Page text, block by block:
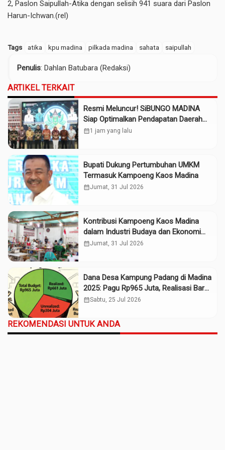
2, Paslon Saipullah-Atika dengan selisih 941 suara dari Paslon
Harun-Ichwan.(rel)
Tags atika kpu madina pilkada madina sahata saipullah
Penulis: Dahlan Batubara (Redaksi)
ARTIKEL TERKAIT
Resmi Meluncur! SiBUNGO MADINA
Siap Optimalkan Pendapatan Daerah
Madina
calendar_month1 jam yang lalu
Bupati Dukung Pertumbuhan UMKM
Termasuk Kampoeng Kaos Madina
calendar_monthJumat, 31 Jul 2026
Kontribusi Kampoeng Kaos Madina
dalam Industri Budaya dan Ekonomi
Daerah
calendar_monthJumat, 31 Jul 2026
Dana Desa Kampung Padang di Madina
2025: Pagu Rp965 Juta, Realisasi Baru
Rp661 Juta
calendar_monthSabtu, 25 Jul 2026
REKOMENDASI UNTUK ANDA